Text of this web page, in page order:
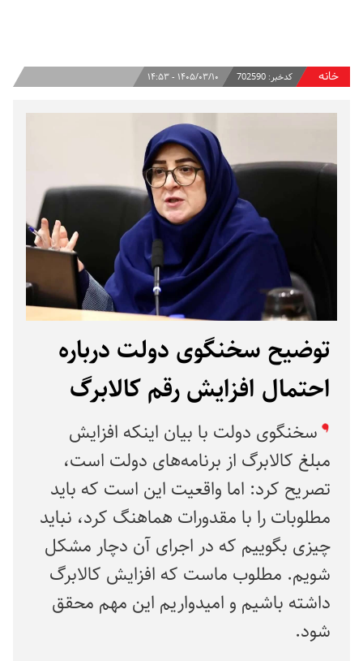
خانه کدخبر: 702590 ۱۴۰۵/۰۳/۱۰ - ۱۴:۵۳
توضیح سخنگوی دولت درباره
احتمال افزایش رقم کالابرگ
سخنگوی دولت با بیان اینکه افزایش
مبلغ کالابرگ از برنامه‌های دولت است،
تصریح کرد: اما واقعیت این است که باید
مطلوبات را با مقدورات هماهنگ کرد، نباید
چیزی بگوییم که در اجرای آن دچار مشکل
شویم. مطلوب ماست که افزایش کالابرگ
داشته باشیم و امیدواریم این مهم محقق
شود.